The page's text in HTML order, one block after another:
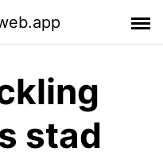
stad